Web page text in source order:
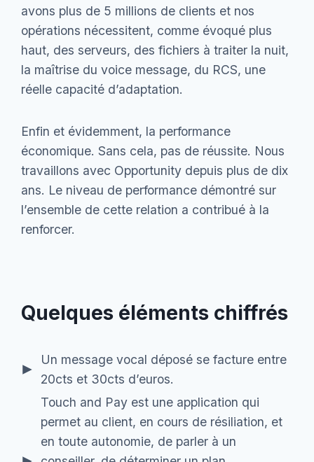
avons plus de 5 millions de clients et nos
opérations nécessitent, comme évoqué plus
haut, des serveurs, des fichiers à traiter la nuit,
la maîtrise du voice message, du RCS, une
réelle capacité d’adaptation.
Enfin et évidemment, la performance
économique. Sans cela, pas de réussite. Nous
travaillons avec Opportunity depuis plus de dix
ans. Le niveau de performance démontré sur
l’ensemble de cette relation a contribué à la
renforcer.
Quelques éléments chiffrés
Un message vocal déposé se facture entre
20cts et 30cts d’euros.
Touch and Pay est une application qui
permet au client, en cours de résiliation, et
en toute autonomie, de parler à un